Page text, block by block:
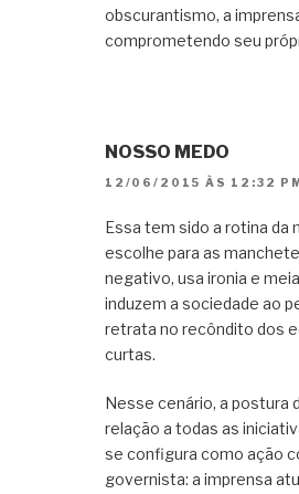
obscurantismo, a
comprometendo seu
NOSSO MEDO
12/06/2015 ÀS 12:32
Essa tem sido a rotina da
escolhe para as
negativo, usa ironia e
induzem a sociedade ao
retrata no recôndito dos
curtas.
Nesse cenário, a postura
relação a todas as
se configura como ação
governista: a imprensa